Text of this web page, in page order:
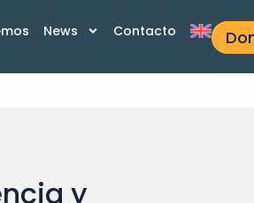
News Contacto
y